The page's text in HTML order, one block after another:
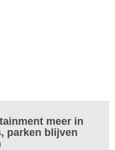
meer in
parken blijven